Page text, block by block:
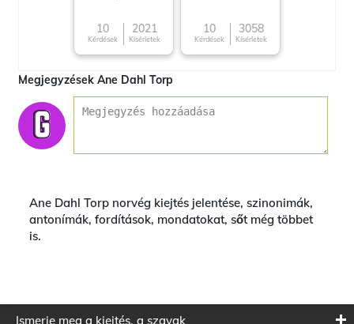
10
Kérdések
2021
Kísérletek
10
Kérdések
3058
Kísérletek
Megjegyzések Ane Dahl Torp
Ane Dahl Torp norvég kiejtés jelentése, szinonimák,
antonímák, fordítások, mondatokat, sőt még többet
is.
Ismerje meg a kiejtés, a szavak